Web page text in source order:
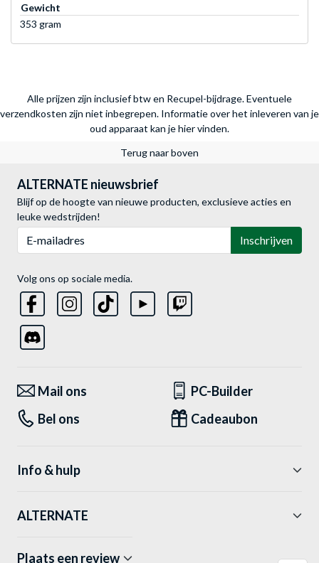
Gewicht
353 gram
Alle prijzen zijn inclusief btw en Recupel-bijdrage. Eventuele
verzendkosten zijn niet inbegrepen. Informatie over het inleveren van je
oud apparaat kan je hier vinden.
Terug naar boven
ALTERNATE nieuwsbrief
Blijf op de hoogte van nieuwe producten, exclusieve acties en
leuke wedstrijden!
Inschrijven
Volg ons op sociale media.
Mail ons
PC-Builder
Bel ons
Cadeaubon
Info & hulp
ALTERNATE
Plaats een review